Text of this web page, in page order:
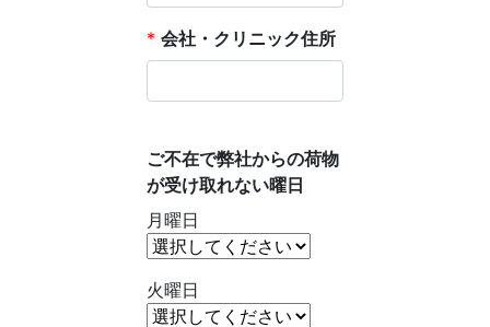
* 会社・クリニック住所
ご不在で弊社からの荷物
が受け取れない曜日
月曜日
火曜日